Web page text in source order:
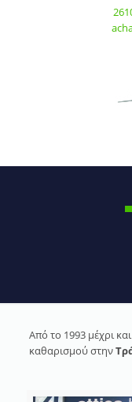
Από το 1993 μέχρι
καθαρισμού στην